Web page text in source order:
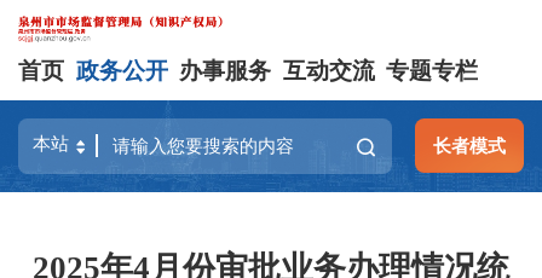
首页 政务公开 办事服务 互动交流 专题专栏
长者模式
2025年4月份审批业务办理情况统